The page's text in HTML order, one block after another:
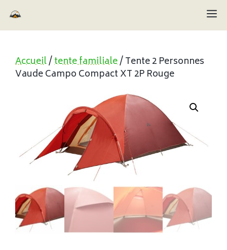
au
contenu
Accueil/tente familiale/ Tente 2 Personnes
Vaude Campo Compact XT 2P Rouge